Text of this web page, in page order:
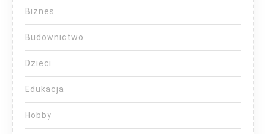
Biznes
Budownictwo
Dzieci
Edukacja
Hobby